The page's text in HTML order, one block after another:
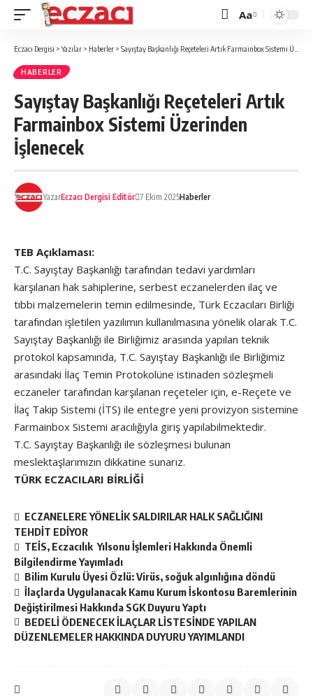
Font
Aa
Eczacı Dergisi >Yazılar > Haberler > Sayıştay Başkanlığı Reçeteleri Artık Farmainbox Sistemi Üzerinden İşlenecek
HABERLER
Sayıştay Başkanlığı Reçeteleri Artık
Farmainbox Sistemi Üzerinden
İşlenecek
YazarEczacı Dergisi Editör 7 Ekim 2025Haberler
TEB Açıklaması:
T.C. Sayıştay Başkanlığı tarafından tedavi yardımları
karşılanan hak sahiplerine, serbest eczanelerden ilaç ve
tıbbi malzemelerin temin edilmesinde, Türk Eczacıları Birliği
tarafından işletilen yazılımın kullanılmasına yönelik olarak T.C.
Sayıştay Başkanlığı ile Birliğimiz arasında yapılan teknik
protokol kapsamında, T.C. Sayıştay Başkanlığı ile Birliğimiz
arasındaki İlaç Temin Protokolüne istinaden sözleşmeli
eczaneler tarafından karşılanan reçeteler için, e-Reçete ve
İlaç Takip Sistemi (İTS) ile entegre yeni provizyon sistemine
Farmainbox Sistemi aracılığıyla giriş yapılabilmektedir.
T.C. Sayıştay Başkanlığı ile sözleşmesi bulunan
meslektaşlarımızın dikkatine sunarız.
TÜRK ECZACILARI BİRLİĞİ
ECZANELERE YÖNELİK SALDIRILAR HALK SAĞLIĞINI
TEHDİT EDİYOR
TEİS, Eczacılık Yılsonu İşlemleri Hakkında Önemli
Bilgilendirme Yayımladı
Bilim Kurulu Üyesi Özlü: Virüs, soğuk algınlığına döndü
İlaçlarda Uygulanacak Kamu Kurum İskontosu Baremlerinin
Değiştirilmesi Hakkında SGK Duyuru Yaptı
BEDELİ ÖDENECEK İLAÇLAR LİSTESİNDE YAPILAN
DÜZENLEMELER HAKKINDA DUYURU YAYIMLANDI